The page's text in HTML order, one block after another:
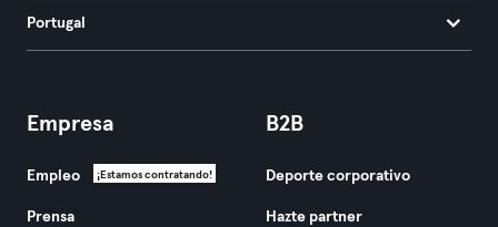
Portugal
Empresa
Empleo ¡Estamos contratando!
Prensa
B2B
Deporte corporativo
Hazte partner